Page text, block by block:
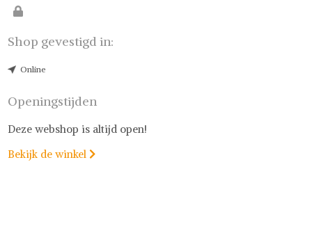
Shop gevestigd in:
Online
Openingstijden
Deze webshop is altijd open!
Bekijk de winkel 